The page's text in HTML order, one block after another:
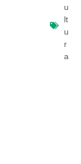
u
lt
u
r
a